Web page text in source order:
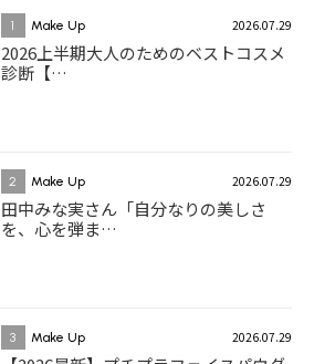
1 Make Up 2026.07.29
2026上半期大人のためのベストコスメ
診断【…
2 Make Up 2026.07.29
田中みな実さん「自分なりの美しさ
を、心を弾ま…
3 Make Up 2026.07.29